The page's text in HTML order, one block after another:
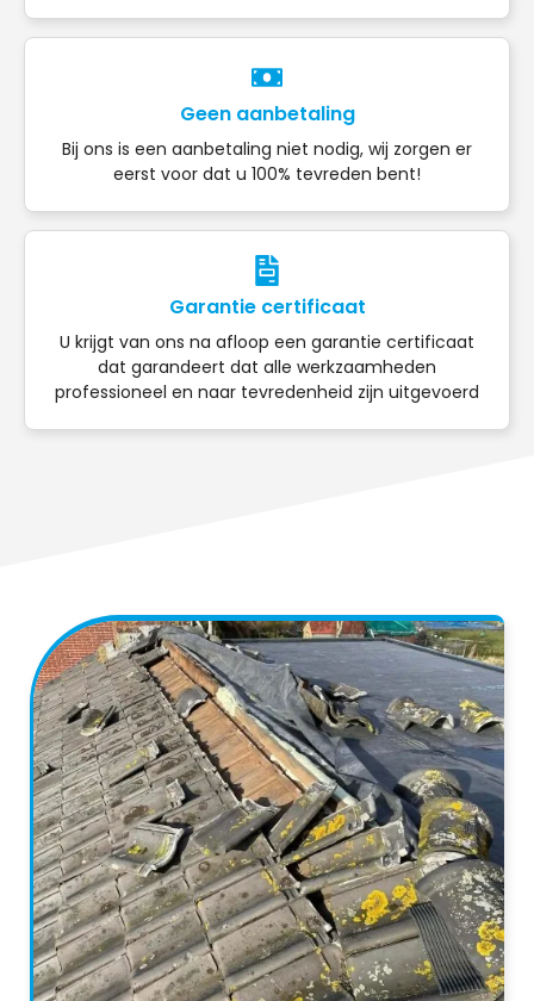
Geen aanbetaling
Bij ons is een aanbetaling niet nodig, wij zorgen er
eerst voor dat u 100% tevreden bent!
Garantie certificaat
U krijgt van ons na afloop een garantie certificaat
dat garandeert dat alle werkzaamheden
professioneel en naar tevredenheid zijn uitgevoerd